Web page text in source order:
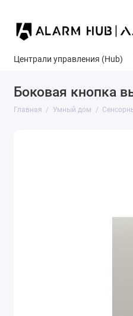
Централи управления (Hub)
Боковая кнопка
Главная Умный дом